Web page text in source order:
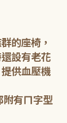
的座椅，
設有老花
供血壓機
附有ㄇ字型